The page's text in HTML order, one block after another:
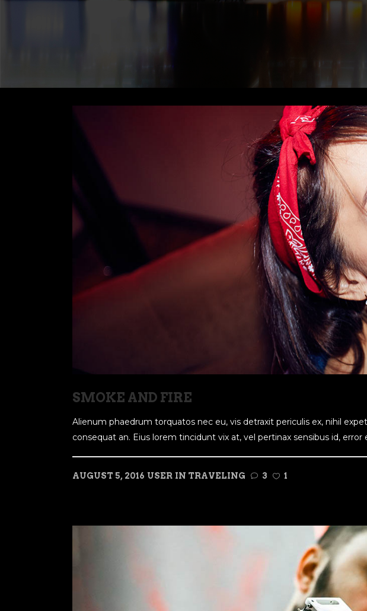
SMOKE AND FIRE
Alienum phaedrum torquatos nec eu, vis detraxit periculis ex, nihil
consequat an. Eius lorem tincidunt vix at, vel pertinax sensibus id, error
AUGUST 5, 2016 USER IN TRAVELING 3 1